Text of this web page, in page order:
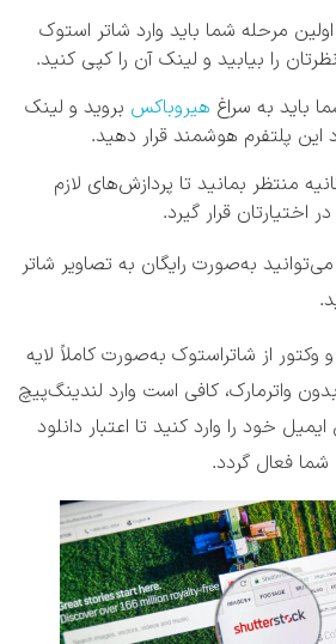
اولین مرحله شما باید وارد شاتر استوک
را بیابید و لینک آن را کپی کنید.
باید به سراغ هیروباکس بروید و لینک
این پلتفرم هوشمند قرار دهید.
منتظر بمانید تا پردازش‌های لازم
اختیارتان قرار گیرد.
به‌صورت رایگان به تصاویر شاتر
وکتور از شاتراستوک به‌صورت کاملاً لایه
واترمارک، کافی است وارد لندینگ‌پیچ
خود را وارد کنید تا اعتبار دانلود
شما فعال گردد.